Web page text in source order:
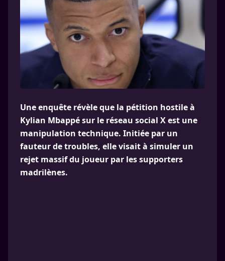
Une enquête révèle que la pétition hostile à
Kylian Mbappé sur le réseau social X est une
manipulation technique. Initiée par un
fauteur de troubles, elle visait à simuler un
rejet massif du joueur par les supporters
madrilènes.